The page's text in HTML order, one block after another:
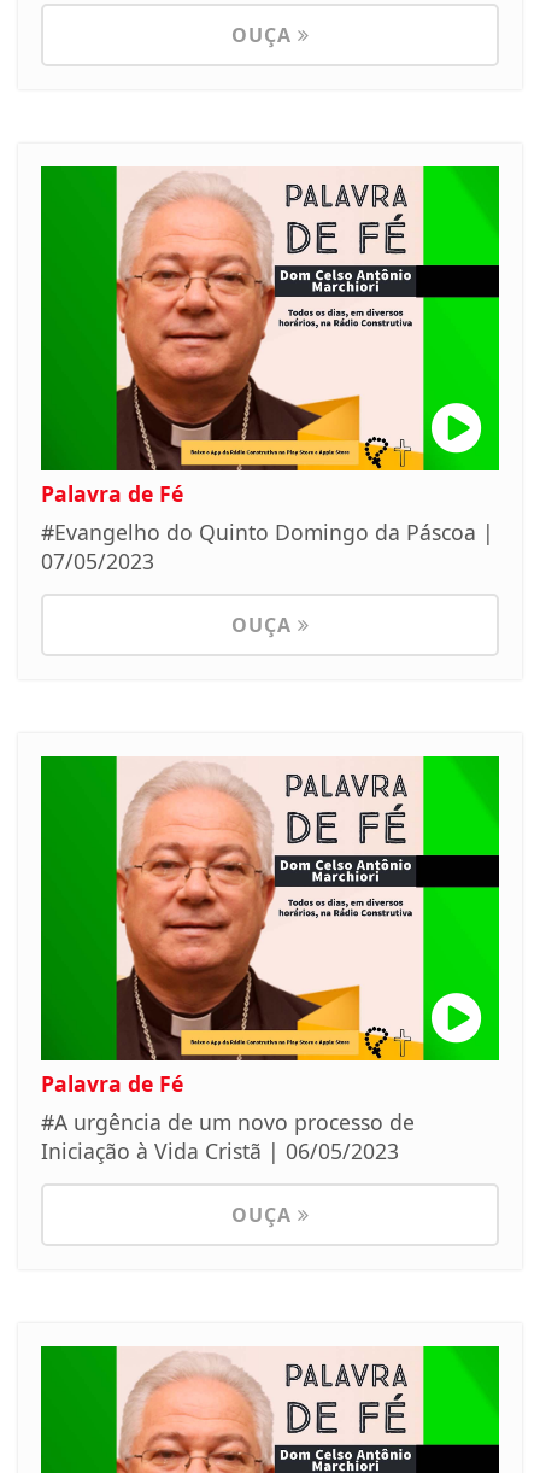
OUÇA
Palavra de Fé
#Evangelho do Quinto Domingo da Páscoa |
07/05/2023
OUÇA
Palavra de Fé
#A urgência de um novo processo de
Iniciação à Vida Cristã | 06/05/2023
OUÇA